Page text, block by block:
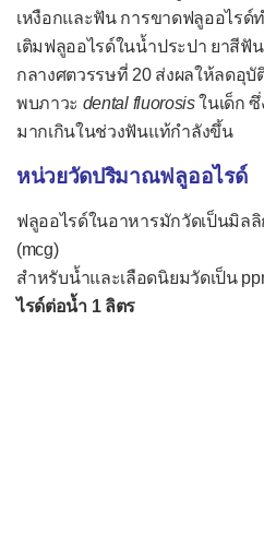
วิตามิน B3
วิตามิน B
วิตามิน B6
วิตามิน B7(Biotin)
วิตามิน B9(Folate)
วิตามิน B12
แร่ธาตุสำคัญในอาห
เหงือกและฟัน การขาดฟลูออไรด์
เติมฟลูออไรด์ในน้ำประปา ยาสี
กลางศตวรรษที่ 20 ส่งผลให้ลดอุ
พบภาวะ dental fluorosisในเด็ก ซึ่
มากเกินในช่วงฟันแท้กำลังขึ้น
หน่วยวัดปริมาณฟลูออไรด์
ฟลูออไรด์ในอาหารมักวัดเป็นมิล
(mcg)
สำหรับน้ำและเลือดนิยมวัดเป็น
ไรด์ต่อน้ำ 1 ลิตร